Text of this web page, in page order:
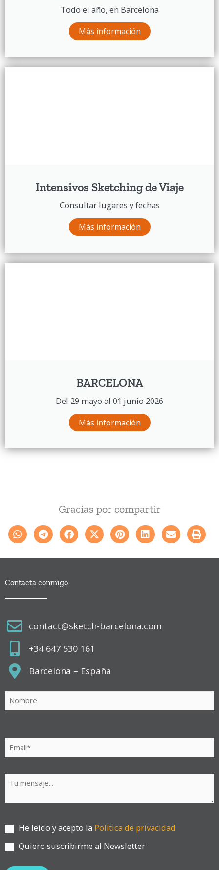
Todo el año, en Barcelona
Más información
Intensivos Sketching de Viaje
Consultar lugares y fechas
Más información
BARCELONA
Del 29 mayo al 01 junio 2026
Más información
Gracias por compartir
Contacta conmigo
contact@sketch-barcelona.com
+34 647 530 161
Barcelona – España
He leido y acepto la Politica de privacidad
Quiero suscribirme al Newsletter